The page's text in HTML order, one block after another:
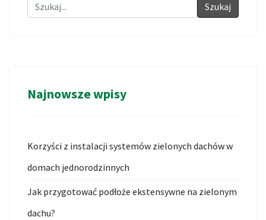
Szukaj
Najnowsze wpisy
Korzyści z instalacji systemów zielonych dachów w
domach jednorodzinnych
Jak przygotować podłoże ekstensywne na zielonym
dachu?